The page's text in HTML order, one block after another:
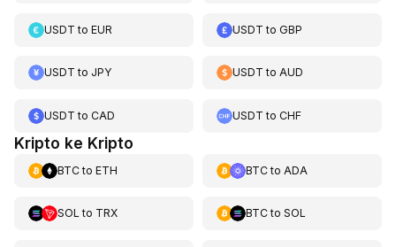
USDT to EUR USDT toGBP
USDT to JPY USDT toAUD
USDT to CAD USDT toCHF
Kripto ke Kripto
BTCto ETH BTCto ADA
SOL to TRX BTCto SOL